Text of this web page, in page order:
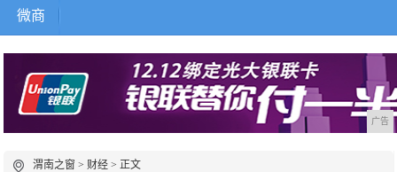
微商
广告
渭南之窗 > 财经 > 正文